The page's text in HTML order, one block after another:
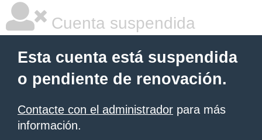
Cuenta suspendida
Esta cuenta está suspendida
o pendiente de renovación.
Contacte con el administrador para más
información.